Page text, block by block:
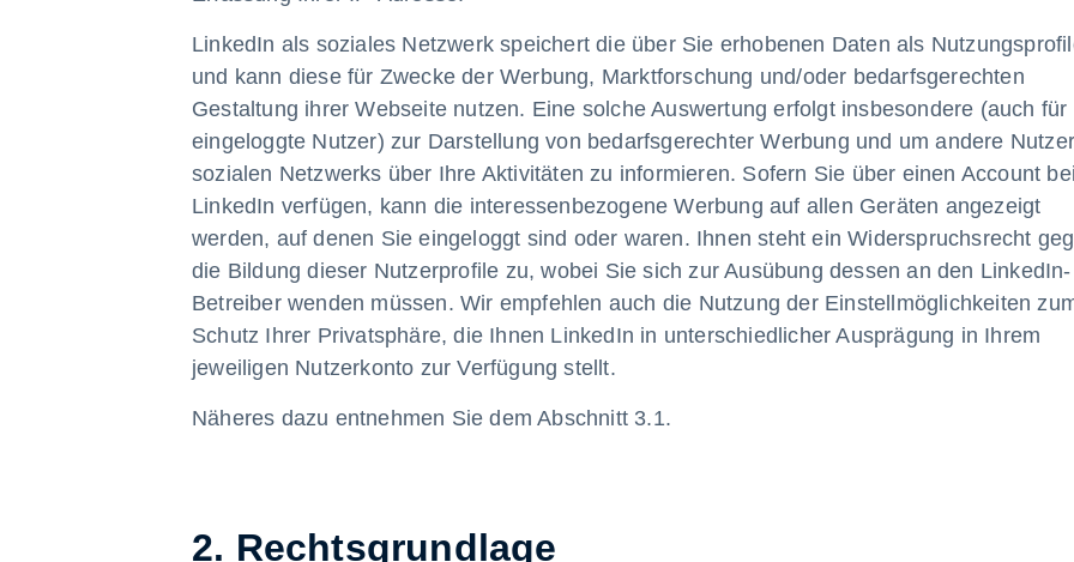
LinkedIn als soziales Netzwerk speichert die über Sie erhobenen Daten als
und kann diese für Zwecke der Werbung, Marktforschung und/oder bedarfsgerechten
Gestaltung ihrer Webseite nutzen. Eine solche Auswertung erfolgt insbesondere (auch für
eingeloggte Nutzer) zur Darstellung von bedarfsgerechter Werbung und um andere
sozialen Netzwerks über Ihre Aktivitäten zu informieren. Sofern Sie über einen Account bei
LinkedIn verfügen, kann die interessenbezogene Werbung auf allen Geräten angezeigt
werden, auf denen Sie eingeloggt sind oder waren. Ihnen steht ein Widerspruchsrecht
die Bildung dieser Nutzerprofile zu, wobei Sie sich zur Ausübung dessen an den LinkedIn-
Betreiber wenden müssen. Wir empfehlen auch die Nutzung der Einstellmöglichkeiten
Schutz Ihrer Privatsphäre, die Ihnen LinkedIn in unterschiedlicher Ausprägung in Ihrem
jeweiligen Nutzerkonto zur Verfügung stellt.
Näheres dazu entnehmen Sie dem Abschnitt 3.1.
2. Rechtsgrundlage